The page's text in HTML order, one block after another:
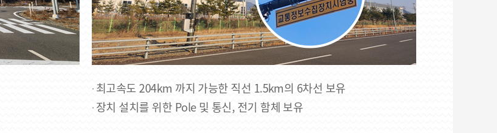
최고속도 204km 까지 가능한 직선 1.5km의 6차선 보유
장치 설치를 위한 Pole 및 통신, 전기 함체 보유